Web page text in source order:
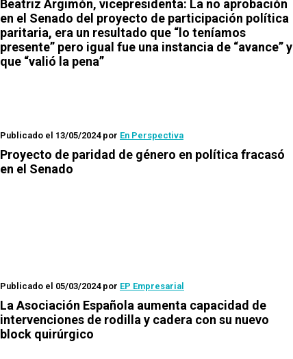
Beatriz Argimón, vicepresidenta: La no aprobación
en el Senado del proyecto de participación política
paritaria, era un resultado que “lo teníamos
presente” pero igual fue una instancia de “avance” y
que “valió la pena”
Publicado el 13/05/2024por En Perspectiva
Proyecto de paridad de género en política fracasó
en el Senado
Publicado el 05/03/2024por EP Empresarial
La Asociación Española aumenta capacidad de
intervenciones de rodilla y cadera con su nuevo
block quirúrgico